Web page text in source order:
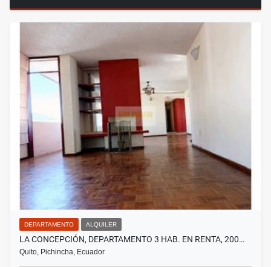
DEPARTAMENTO ALQUILER
LA CONCEPCIÓN, DEPARTAMENTO 3 HAB. EN RENTA, 200…
Quito, Pichincha, Ecuador